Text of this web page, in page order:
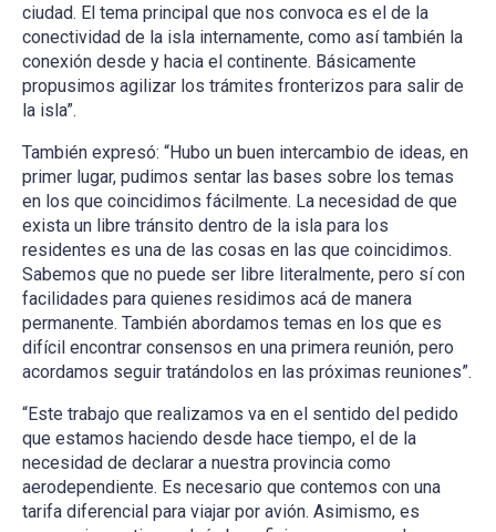
ciudad. El tema principal que nos convoca es el de la
conectividad de la isla internamente, como así también la
conexión desde y hacia el continente. Básicamente
propusimos agilizar los trámites fronterizos para salir de
la isla”.
También expresó: “Hubo un buen intercambio de ideas, en
primer lugar, pudimos sentar las bases sobre los temas
en los que coincidimos fácilmente. La necesidad de que
exista un libre tránsito dentro de la isla para los
residentes es una de las cosas en las que coincidimos.
Sabemos que no puede ser libre literalmente, pero sí con
facilidades para quienes residimos acá de manera
permanente. También abordamos temas en los que es
difícil encontrar consensos en una primera reunión, pero
acordamos seguir tratándolos en las próximas reuniones”.
“Este trabajo que realizamos va en el sentido del pedido
que estamos haciendo desde hace tiempo, el de la
necesidad de declarar a nuestra provincia como
aerodependiente. Es necesario que contemos con una
tarifa diferencial para viajar por avión. Asimismo, es